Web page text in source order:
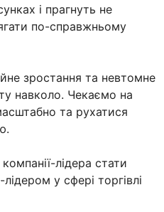
і прагнуть не
по-справжньому
зростання та невтомне
навколо. Чекаємо на
та рухатися
лідера стати
у сфері торгівлі